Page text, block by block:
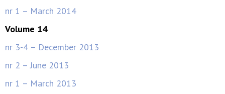
nr 1 – March 2014
Volume 14
nr 3-4 – December 2013
nr 2 – June 2013
nr 1 – March 2013